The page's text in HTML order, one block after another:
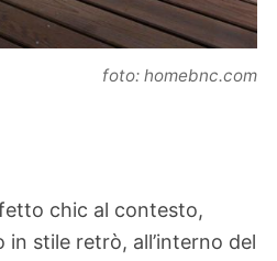
foto: homebnc.com
chic al contesto,
stile retrò, all’interno del